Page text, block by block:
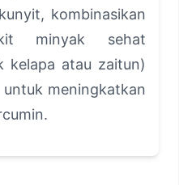
kombinasikan
minyak sehat
kelapa atau zaitun)
meningkatkan